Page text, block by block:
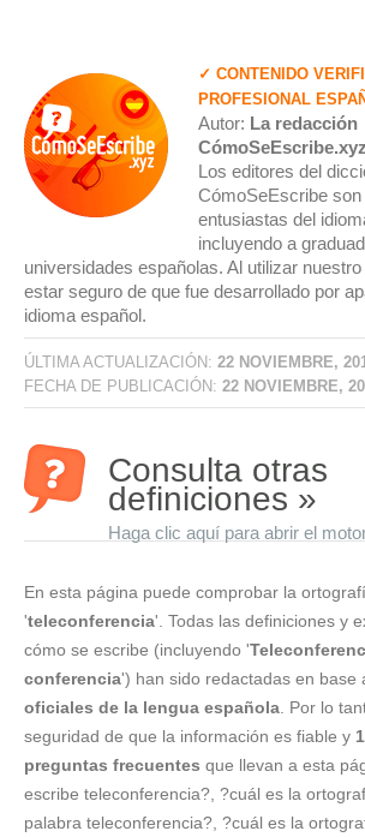
✓ CONTENIDO
PROFESIONAL
Autor: La redacción
CómoSeEscribe.xyz
Los editores del
CómoSeEscribe son
entusiastas del
incluyendo a
universidades españolas. Al utilizar
estar seguro de que fue desarrollado por
idioma español.
ÚLTIMA ACTUALIZACIÓN: 22 NOVIEMBRE,
FECHA DE PUBLICACIÓN: 22 NOVIEMBRE,
Consulta otras
definiciones »
Haga clic aquí para abrir el
En esta página puede comprobar la
'teleconferencia'. Todas las definiciones y
cómo se escribe (incluyendo '
conferencia') han sido redactadas en base
oficiales de la lengua española . Por lo
seguridad de que la información es fiable y
preguntas frecuentes que llevan a esta
escribe teleconferencia?, ?cuál es la
palabra teleconferencia?, ?cuál es la